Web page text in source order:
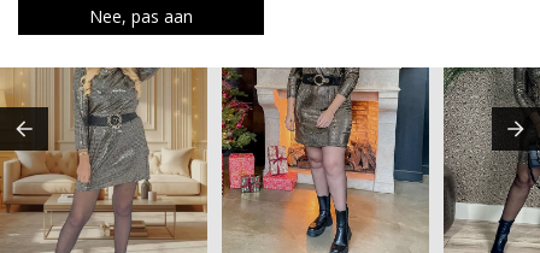
Nee, pas aan